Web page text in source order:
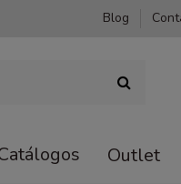
Blog
Outlet